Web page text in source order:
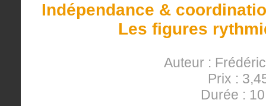
Indépendance &
Les figures
Auteur :
Prix :
Durée :